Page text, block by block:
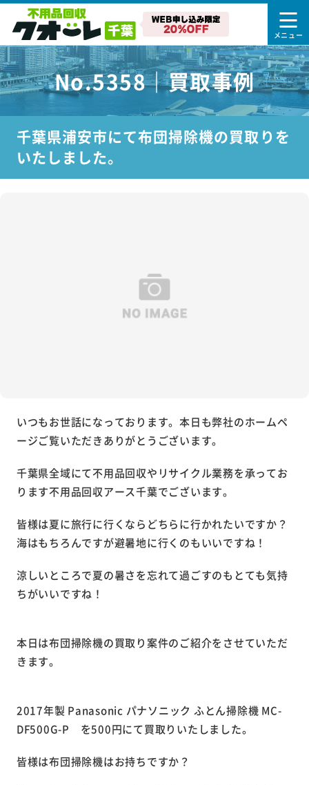
No.5358｜買取事例
千葉県浦安市にて布団掃除機の買取りを
いたしました。
いつもお世話になっております。本日も弊社のホームペ
ージご覧いただきありがとうございます。
千葉県全域にて不用品回収やリサイクル業務を承ってお
ります不用品回収アース千葉でございます。
皆様は夏に旅行に行くならどちらに行かれたいですか？
海はもちろんですが避暑地に行くのもいいですね！
涼しいところで夏の暑さを忘れて過ごすのもとても気持
ちがいいですね！
本日は布団掃除機の買取り案件のご紹介をさせていただ
きます。
2017年製 Panasonic パナソニック ふとん掃除機 MC-
DF500G-P を500円にて買取りいたしました。
皆様は布団掃除機はお持ちですか？